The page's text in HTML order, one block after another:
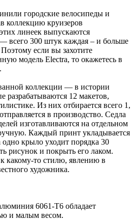
городские велосипеды и
коллекцию круизеров
линеек выпускаются
всего 300 штук каждая – и больше
если вы захотите
модель Electra, то окажетесь в
коллекции — в истории
разрабатываются 12 макетов,
Из них отбирается всего 1,
в производство. Седла
изготавливаются на отдельном
Каждый принт укладывается
крыло уходит порядка 30
рисунок и покрыть его лаком.
какому-то стилю, явлению в
художника.
6061-T6 обладает
и малым весом.